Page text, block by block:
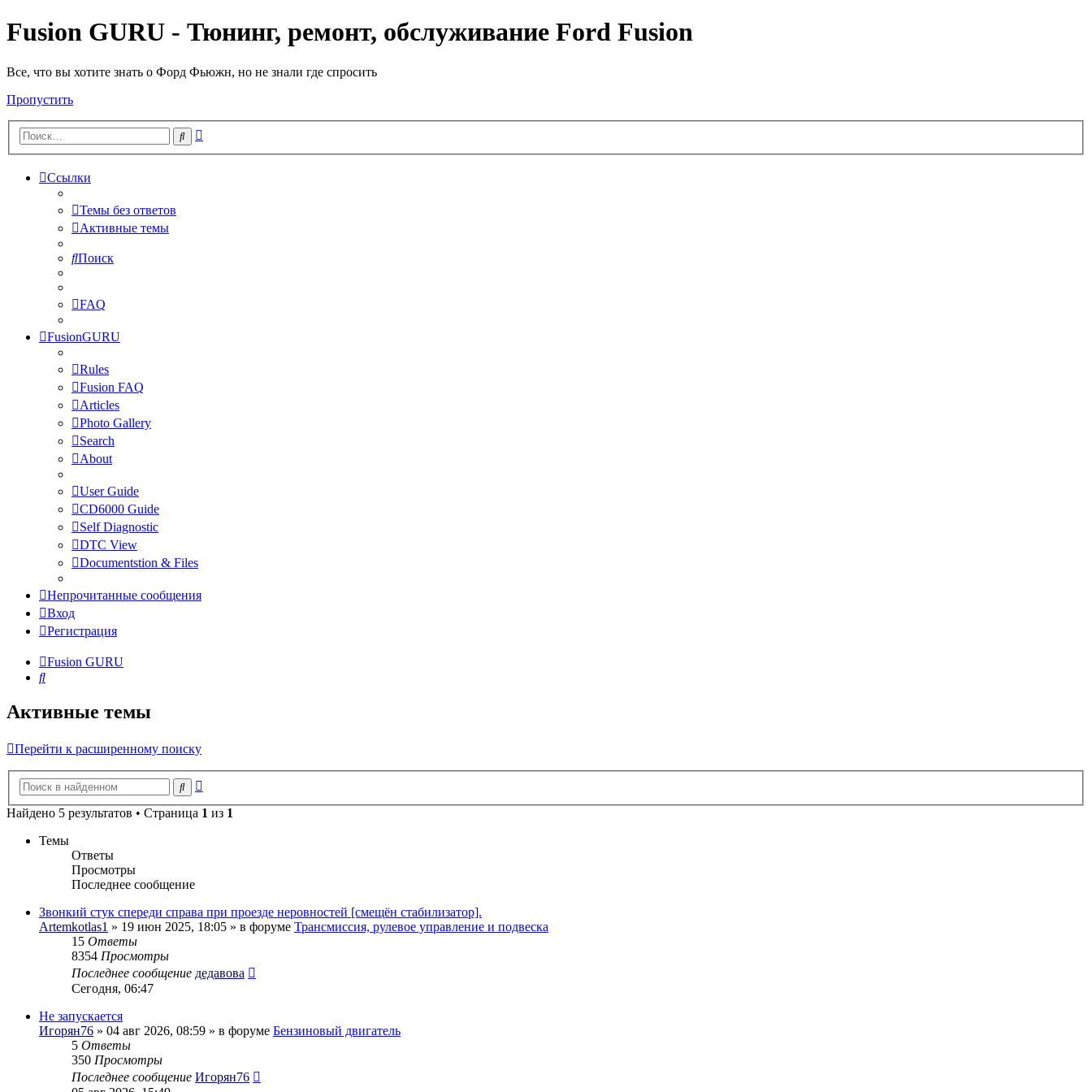
Fusion GURU - Тюнинг, ремонт, обслуживание Ford Fusion
Все, что вы хотите знать о Форд Фьюжн, но не знали где спросить
Пропустить
Поиск
Ссылки
Темы без ответов
Активные темы
Поиск
FAQ
FusionGURU
Rules
Fusion FAQ
Articles
Photo Gallery
Search
About
User Guide
CD6000 Guide
Self Diagnostic
DTC View
Documentstion & Files
Непрочитанные сообщения
Вход
Регистрация
Fusion GURU
Поиск
Активные темы
Перейти к расширенному поиску
Поиск
Найдено 5 результатов • Страница 1 из 1
Темы
Ответы
Просмотры
Последнее сообщение
Звонкий стук спереди справа при проезде неровностей [смещён стабилизатор].
Artemkotlas1 » 19 июн 2025, 18:05 » в форуме Трансмиссия, рулевое управление и подвеска
15 Ответы
8354 Просмотры
Последнее сообщение дедавова
Сегодня, 06:47
Не запускается
Игорян76 » 04 авг 2026, 08:59 » в форуме Бензиновый двигатель
5 Ответы
350 Просмотры
Последнее сообщение Игорян76